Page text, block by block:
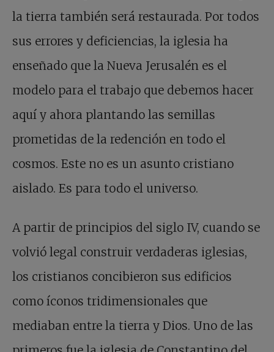
la tierra también será restaurada. Por todos
sus errores y deficiencias, la iglesia ha
enseñado que la Nueva Jerusalén es el
modelo para el trabajo que debemos hacer
aquí y ahora plantando las semillas
prometidas de la redención en todo el
cosmos. Este no es un asunto cristiano
aislado. Es para todo el universo.
A partir de principios del siglo IV, cuando se
volvió legal construir verdaderas iglesias,
los cristianos concibieron sus edificios
como íconos tridimensionales que
mediaban entre la tierra y Dios. Uno de las